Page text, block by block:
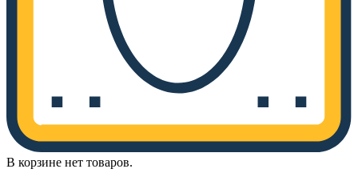
В корзине нет товаров.